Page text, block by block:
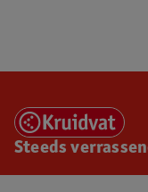
Steeds